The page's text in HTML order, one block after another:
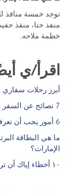
توجد خمسة منافذ
منفذ حتا، منفذ
خطمة ملاحه.
اقرأ/ي
أبرز رحلات
7 نصائح عن السفر بالسيارة من أجل رحلة رائعة
6 أمور يجب أن تعرفها إذا أردت الذهاب إلى عمان بالسيارة
ما هي البطاقة
الإمارات؟
١٠ أخطاء إياك أن ترتكبها عند شراء تأمين السيارة